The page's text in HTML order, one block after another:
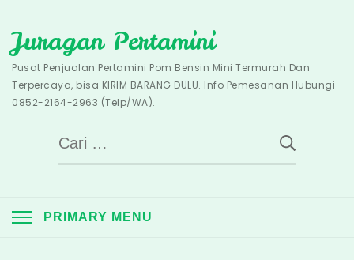
to
content
Juragan Pertamini
Pusat Penjualan Pertamini Pom Bensin Mini Termurah Dan
Terpercaya, bisa KIRIM BARANG DULU. Info Pemesanan Hubungi
0852-2164-2963 (Telp/WA).
Cari
untuk:
PRIMARY MENU